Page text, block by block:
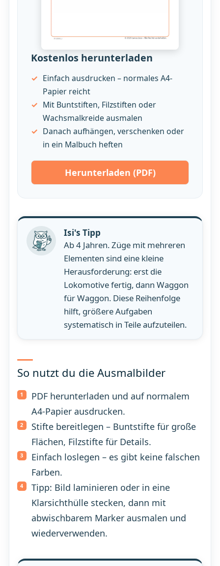
Kostenlos herunterladen
Einfach ausdrucken – normales A4-
Papier reicht
Mit Buntstiften, Filzstiften oder
Wachsmalkreide ausmalen
Danach aufhängen, verschenken oder
in ein Malbuch heften
Herunterladen (PDF)
Isi's Tipp
Ab 4 Jahren. Züge mit mehreren
Elementen sind eine kleine
Herausforderung: erst die
Lokomotive fertig, dann Waggon
für Waggon. Diese Reihenfolge
hilft, größere Aufgaben
systematisch in Teile aufzuteilen.
So nutzt du die Ausmalbilder
PDF herunterladen und auf normalem
A4-Papier ausdrucken.
Stifte bereitlegen – Buntstifte für große
Flächen, Filzstifte für Details.
Einfach loslegen – es gibt keine falschen
Farben.
Tipp: Bild laminieren oder in eine
Klarsichthülle stecken, dann mit
abwischbarem Marker ausmalen und
wiederverwenden.